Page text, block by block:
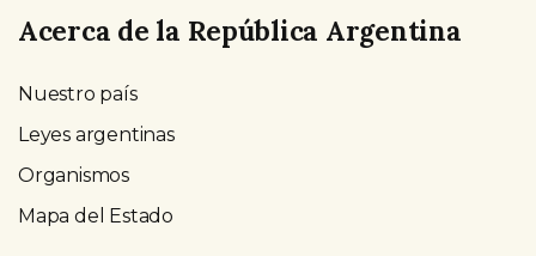
Acerca de la República Argentina
Nuestro país
Leyes argentinas
Organismos
Mapa del Estado